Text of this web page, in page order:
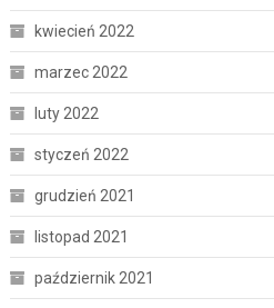
kwiecień 2022
marzec 2022
luty 2022
styczeń 2022
grudzień 2021
listopad 2021
październik 2021